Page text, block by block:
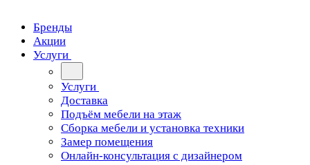
Бренды
Акции
Услуги
Услуги
Доставка
Подъём мебели на этаж
Сборка мебели и установка техники
Замер помещения
Онлайн-консультация с дизайнером